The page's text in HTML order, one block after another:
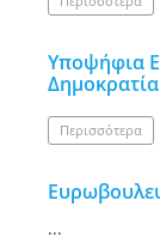
Υποψήφια
Περισσότερα
...